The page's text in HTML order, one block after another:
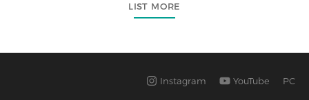
LIST MORE
Instagram YouTube PC